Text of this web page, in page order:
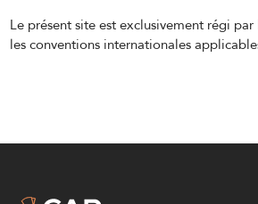
Le présent site est exclusivement régi
les conventions internationales